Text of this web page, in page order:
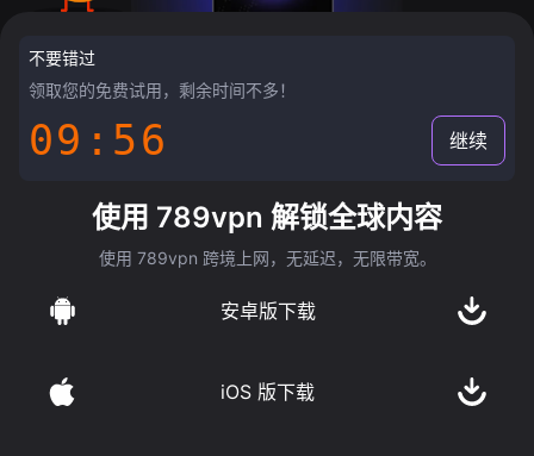
不要错过
领取您的免费试用，剩余时间不多！
09:55 继续
使用 789vpn 解锁全球内容
使用 789vpn 跨境上网，无延迟，无限带宽。
安卓版下载
iOS 版下载